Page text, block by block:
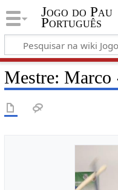
Jogo do Pau
Português
Mestre: Marco